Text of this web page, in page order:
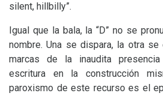
silent, hillbilly”.
Igual que la bala, la “D” no se
nombre. Una se dispara, la otra se
marcas de la inaudita
escritura en la construcción
paroxismo de este recurso es el